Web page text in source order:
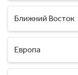
Ближний Восток
Европа